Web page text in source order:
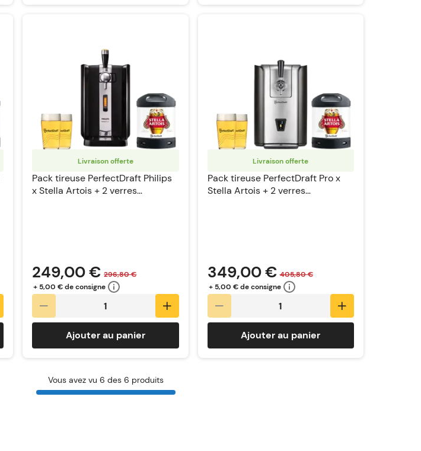
Livraison offerte
Pack tireuse PerfectDraft Philips
x Stella Artois + 2 verres
249,00 € 296,80 €
+ 5,00 € de consigne
Ajouter au panier
Livraison offerte
Pack tireuse PerfectDraft Pro x
Stella Artois + 2 verres
349,00 € 405,80 €
+ 5,00 € de consigne
Ajouter au panier
Vous avez vu 6 des 6 produits